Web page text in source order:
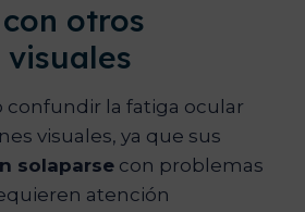
otros
confundir la fatiga ocular
visuales, ya que sus
solaparse con problemas
atención